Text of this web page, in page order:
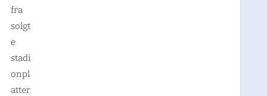
fra
solgt
e
stadi
onpl
atter